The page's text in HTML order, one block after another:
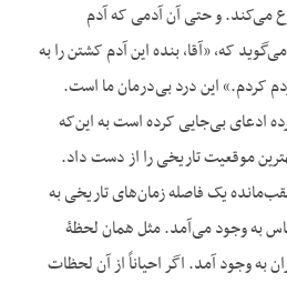
می‌کند. و حتی آن آدمی که آدم
که، «آقا، بنده این آدم کشتن را به
کردم.» این درد بی‌درمان ما است.
ادعای بی‌جایی کرده است به این‌که
موقعیت تاریخی را از دست داد.
یک فاصله زمان‌های تاریخی به
به وجود می‌آمد. مثل همان لحظۀ
به وجود آمد. اگر احیاناً از آن لحظات